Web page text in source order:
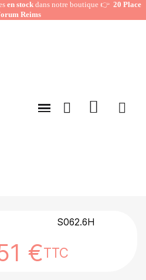
en stock dans notre boutique 👉20 Place
Reims
S062.6H
€TTC